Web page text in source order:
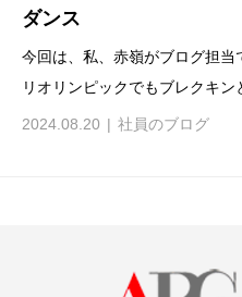
ダンス
今回は、私、赤嶺がブログ担
リオリンピックでもブレクキン
2024.08.20 社員のブログ